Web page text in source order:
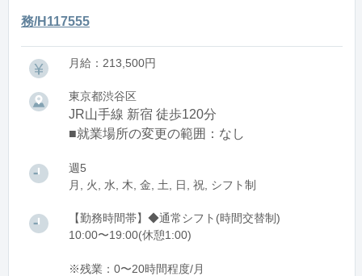
務/H117555
月給：213,500円
東京都渋谷区
JR山手線 新宿 徒歩120分
■就業場所の変更の範囲：なし
週5
月, 火, 水, 木, 金, 土, 日, 祝, シフト制
【勤務時間帯】◆通常シフト(時間交替制)
10:00〜19:00(休憩1:00)
※残業：0〜20時間程度/月